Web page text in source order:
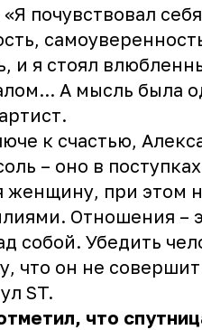
«Я почувствовал
и я стоял
А мысль была
к счастью,
– оно в
женщину, при этом
Отношения –
собой. Убедить
что он не
ST.
что